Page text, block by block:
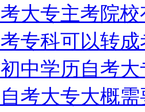
大专主考院
专科可以转
中学历自考
考大专大概